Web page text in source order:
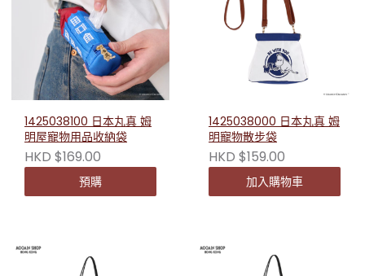
1425038100 日本丸真 姆
明屋寵物用品收納袋
HKD $169.00
預購
1425038000 日本丸真 姆
明寵物散步袋
HKD $159.00
加入購物車